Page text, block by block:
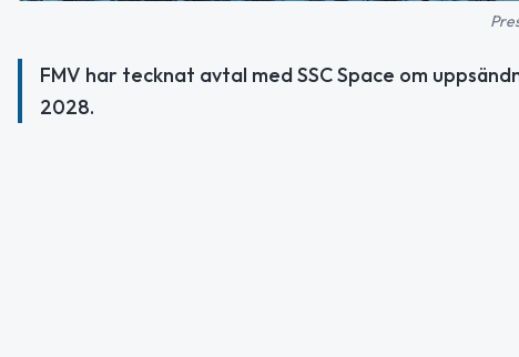
FMV har tecknat avtal med SSC Space om
2028.